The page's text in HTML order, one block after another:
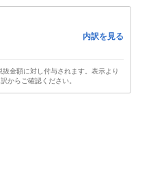
内訳を見る
金額に対し付与されます。表示より
からご確認ください。